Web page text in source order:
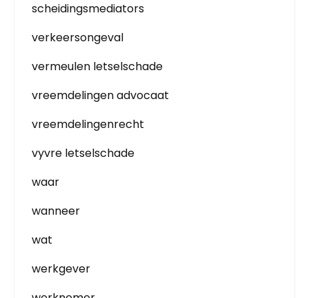
scheidingsmediators
verkeersongeval
vermeulen letselschade
vreemdelingen advocaat
vreemdelingenrecht
vyvre letselschade
waar
wanneer
wat
werkgever